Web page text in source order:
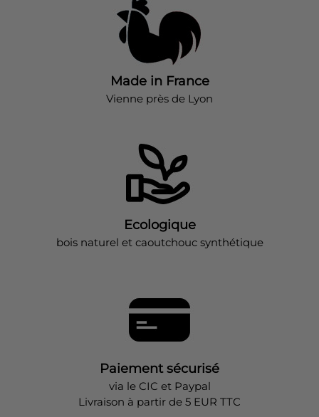
Made in France
Vienne près de Lyon
Ecologique
bois naturel et caoutchouc synthétique
Paiement sécurisé
via le CIC et Paypal
Livraison à partir de 5 EUR TTC